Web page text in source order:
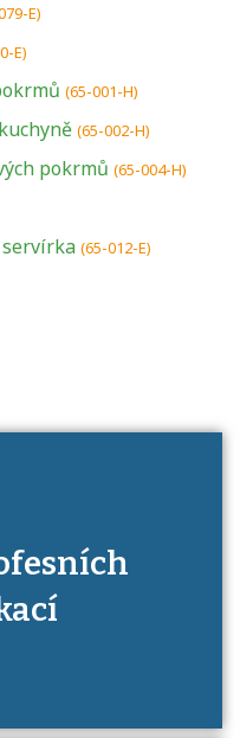
E)
E)
(65-001-H)
(65-002-H)
pokrmů (65-004-H)
servírka (65-012-E)
kvalifikací.